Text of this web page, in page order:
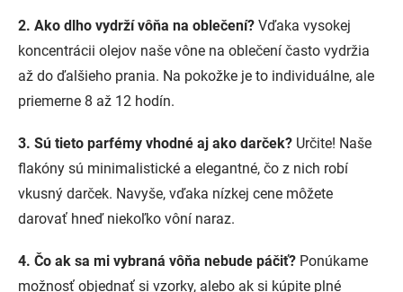
2. Ako dlho vydrží vôňa na oblečení? Vďaka vysokej
koncentrácii olejov naše vône na oblečení často vydržia
až do ďalšieho prania. Na pokožke je to individuálne, ale
priemerne 8 až 12 hodín.
3. Sú tieto parfémy vhodné aj ako darček? Určite! Naše
flakóny sú minimalistické a elegantné, čo z nich robí
vkusný darček. Navyše, vďaka nízkej cene môžete
darovať hneď niekoľko vôní naraz.
4. Čo ak sa mi vybraná vôňa nebude páčiť? Ponúkame
možnosť objednať si vzorky, alebo ak si kúpite plné